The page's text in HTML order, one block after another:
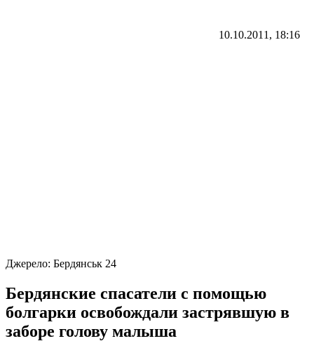
10.10.2011, 18:16
Джерело: Бердянськ 24
Бердянские спасатели с помощью
болгарки освобождали застрявшую в
заборе голову малыша